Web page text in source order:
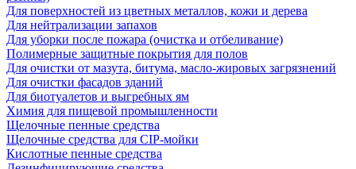
Для поверхностей из цветных металлов, кожи и дерева
Для нейтрализации запахов
Для уборки после пожара (очистка и отбеливание)
Полимерные защитные покрытия для полов
Для очистки от мазута, битума, масло-жировых загрязнений
Для очистки фасадов зданий
Для биотуалетов и выгребных ям
Химия для пищевой промышленности
Щелочные пенные средства
Щелочные средства для CIP-мойки
Кислотные пенные средства